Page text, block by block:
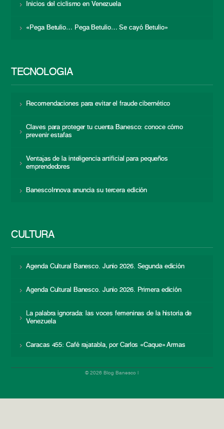
Inicios del ciclismo en Venezuela
«Pega Betulio… Pega Betulio… Se cayó Betulio»
TECNOLOGÍA
Recomendaciones para evitar el fraude cibernético
Claves para proteger tu cuenta Banesco: conoce cómo
prevenir estafas
Ventajas de la inteligencia artificial para pequeños
emprendedores
BanescoInnova anuncia su tercera edición
CULTURA
Agenda Cultural Banesco. Junio 2026. Segunda edición
Agenda Cultural Banesco. Junio 2026. Primera edición
La palabra ignorada: las voces femeninas de la historia de
Venezuela
Caracas 455: Café rajatabla, por Carlos «Caque» Armas
© 2026 Blog Banesco |